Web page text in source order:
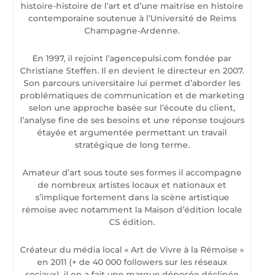
histoire-histoire de l’art et d’une maitrise en histoire
contemporaine soutenue à l’Université de Reims
Champagne-Ardenne.
En 1997, il rejoint l’agencepulsi.com fondée par
Christiane Steffen. Il en devient le directeur en 2007.
Son parcours universitaire lui permet d’aborder les
problématiques de communication et de marketing
selon une approche basée sur l’écoute du client,
l’analyse fine de ses besoins et une réponse toujours
étayée et argumentée permettant un travail
stratégique de long terme.
Amateur d’art sous toute ses formes il accompagne
de nombreux artistes locaux et nationaux et
s’implique fortement dans la scène artistique
rémoise avec notamment la Maison d’édition locale
CS édition.
Créateur du média local « Art de Vivre à la Rémoise »
en 2011 (+ de 40 000 followers sur les réseaux